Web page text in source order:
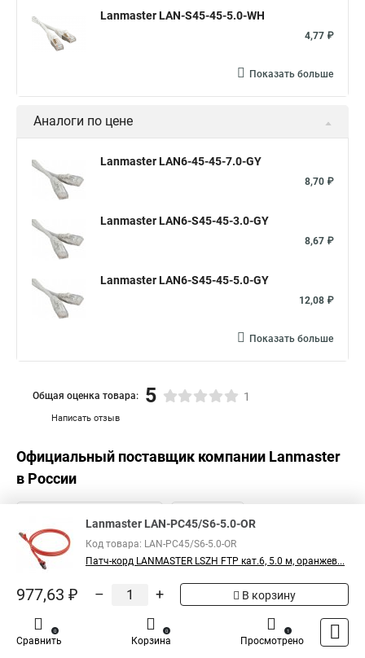
Lanmaster LAN-S45-45-5.0-WH
4,77 ₽
Показать больше
Аналоги по цене
Lanmaster LAN6-45-45-7.0-GY
8,70 ₽
Lanmaster LAN6-S45-45-3.0-GY
8,67 ₽
Lanmaster LAN6-S45-45-5.0-GY
12,08 ₽
Показать больше
Написать отзыв
Общая оценка товара: 5 1
Официальный поставщик компании Lanmaster
в России
Lanmaster LAN-PC45/S6-5.0-OR
Код товара: LAN-PC45/S6-5.0-OR
Патч-корд LANMASTER LSZH FTP кат.6, 5.0 м, оранжев...
977,63 ₽ – + В корзину
Сравнить
0
Корзина
0
Просмотрено
1